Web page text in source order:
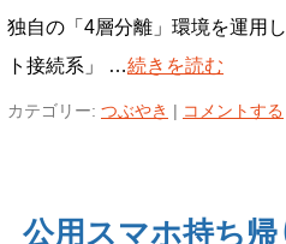
独自の「4層分離」環境を運用
ト接続系」 …続きを読む
カテゴリー: つぶやき | コメントする
公用スマホ持ち